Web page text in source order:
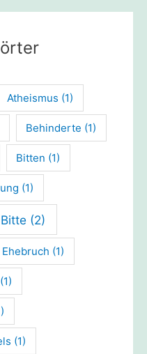
Atheismus (1)
Behinderte (1)
Bitten (1)
(1)
(2)
Ehebruch (1)
(1)
(1)